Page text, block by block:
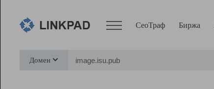
СеоТраф Биржа
Домен